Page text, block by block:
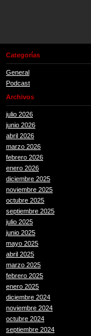
Categorías
General
Podcast
Archivos
julio 2026
junio 2026
abril 2026
marzo 2026
febrero 2026
enero 2026
diciembre 2025
noviembre 2025
octubre 2025
septiembre 2025
julio 2025
junio 2025
mayo 2025
abril 2025
marzo 2025
febrero 2025
enero 2025
diciembre 2024
noviembre 2024
octubre 2024
septiembre 2024